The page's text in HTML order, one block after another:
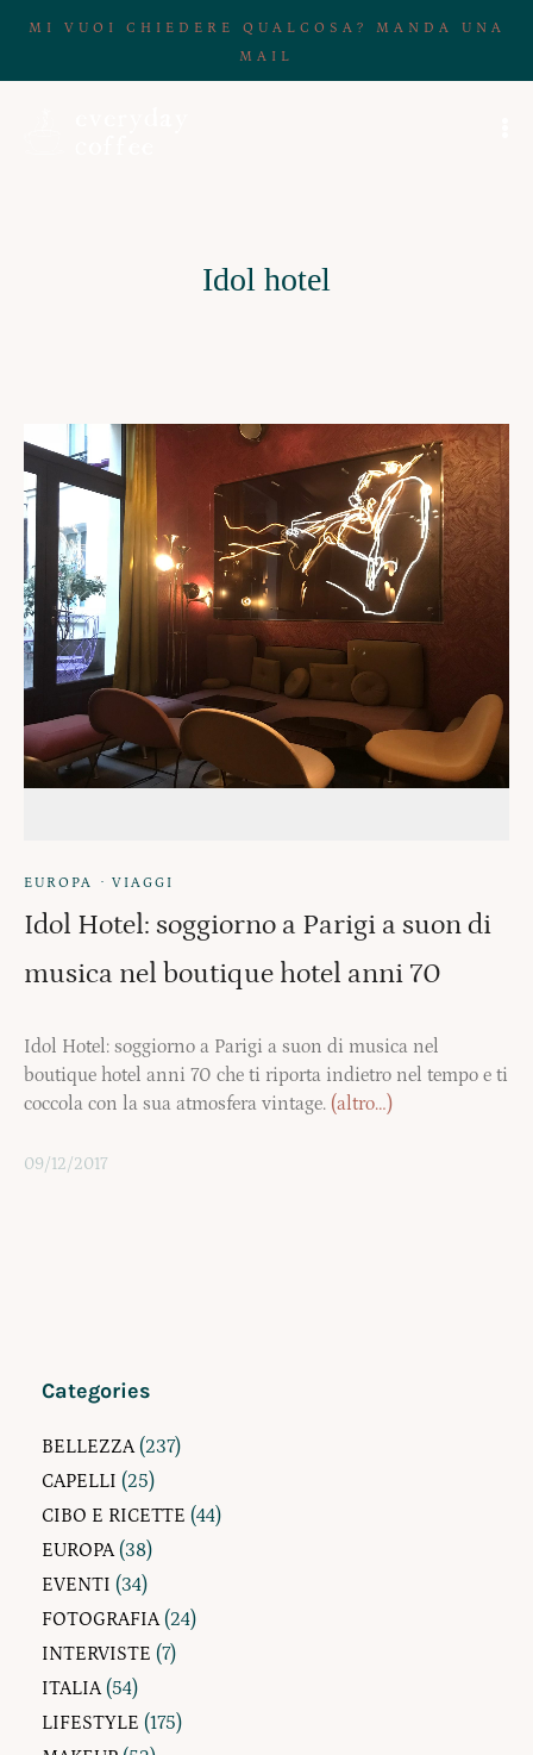
MI VUOI CHIEDERE QUALCOSA? MANDA UNA
MAIL
Idol hotel
EUROPA · VIAGGI
Idol Hotel: soggiorno a Parigi a suon di
musica nel boutique hotel anni 70
Idol Hotel: soggiorno a Parigi a suon di musica nel
boutique hotel anni 70 che ti riporta indietro nel tempo e ti
coccola con la sua atmosfera vintage. (altro…)
09/12/2017
Categories
BELLEZZA(237)
CAPELLI (25)
CIBO E RICETTE (44)
EUROPA(38)
EVENTI (34)
FOTOGRAFIA(24)
INTERVISTE (7)
ITALIA(54)
LIFESTYLE (175)